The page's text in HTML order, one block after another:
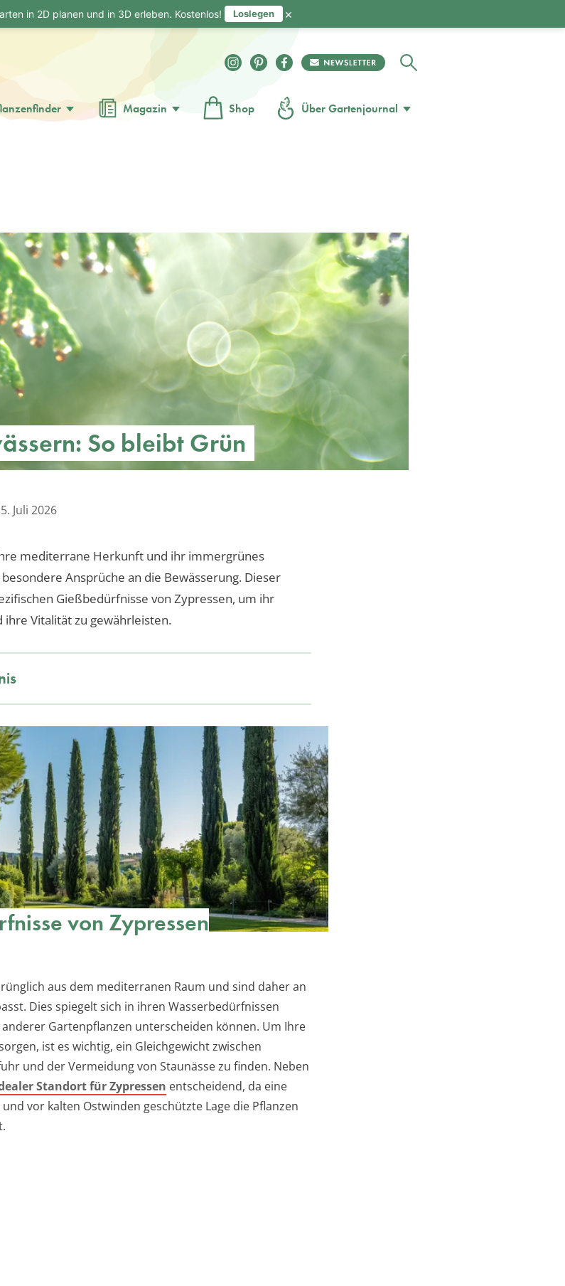
Magazin Shop Über Gartenjournal
So bleibt Grün
Juli 2026
mediterrane Herkunft und ihr immergrünes
Ansprüche an die Bewässerung. Dieser
Gießbedürfnisse von Zypressen, um ihr
ihre Vitalität zu gewährleisten.
von Zypressen
aus dem mediterranen Raum und sind daher an
Dies spiegelt sich in ihren Wasserbedürfnissen
Gartenpflanzen unterscheiden können. Um Ihre
ist es wichtig, ein Gleichgewicht zwischen
und der Vermeidung von Staunässe zu finden. Neben
Standort für Zypressen entscheidend, da eine
vor kalten Ostwinden geschützte Lage die Pflanzen
in 2D planen und in 3D erleben. Kostenlos! Loslegen ×